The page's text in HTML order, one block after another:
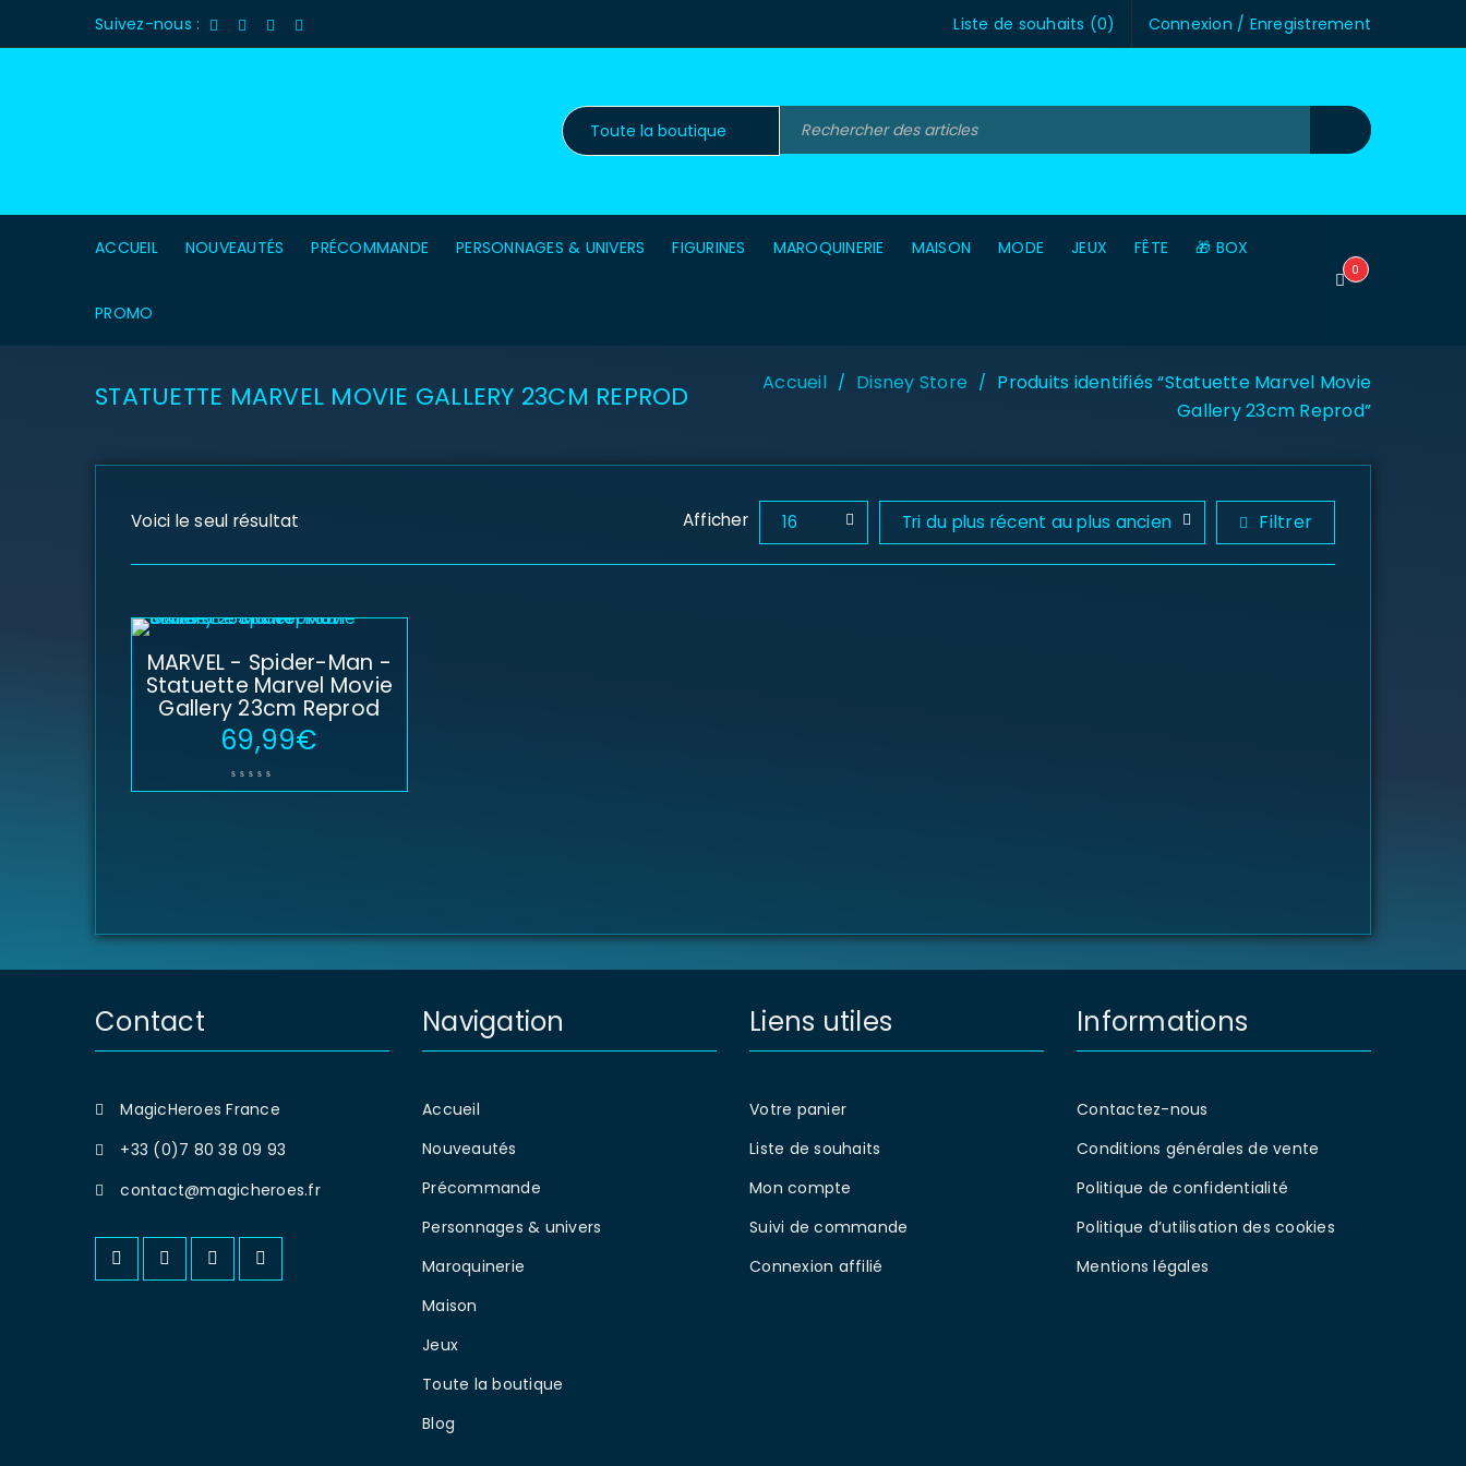
Se souvenir de moi
SE CONNECTER
Suivez-nous : Connexion / Enregistrement
Liste de souhaits (0)
ACCUEIL NOUVEAUTÉS PRÉCOMMANDE PERSONNAGES & UNIVERS FIGURINES MAROQUINERIE MAISON MODE JEUX FÊTE 🎁 BOX
PROMO
0
STATUETTE MARVEL MOVIE GALLERY 23CM REPROD Accueil / Disney Store / Produits identifiés “Statuette Marvel Movie
Gallery 23cm Reprod”
Voici le seul résultat Filtrer
Tri du plus récent au plus ancien
Afficher 16
MARVEL - Spider-Man -
Statuette Marvel Movie
Gallery 23cm Reprod
69,99€
Contact
MagicHeroes France
+33 (0)7 80 38 09 93
contact@magicheroes.fr
Navigation
Accueil
Nouveautés
Précommande
Personnages & univers
Maroquinerie
Maison
Jeux
Toute la boutique
Blog
Liens utiles
Votre panier
Liste de souhaits
Mon compte
Suivi de commande
Connexion affilié
Informations
Contactez-nous
Conditions générales de vente
Politique de confidentialité
Politique d’utilisation des cookies
Mentions légales